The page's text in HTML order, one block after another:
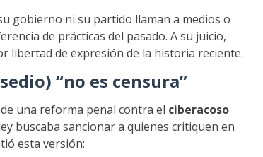
gobierno ni su partido llaman a medios o
de prácticas del pasado. A su juicio,
libertad de expresión de la historia reciente.
“no es censura”
una reforma penal contra el ciberacoso
buscaba sancionar a quienes critiquen en
esta versión: